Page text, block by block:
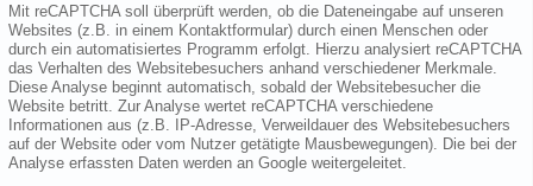
Mit reCAPTCHA soll überprüft werden, ob die Dateneingabe auf unseren
Websites (z.B. in einem Kontaktformular) durch einen Menschen oder
durch ein automatisiertes Programm erfolgt. Hierzu analysiert reCAPTCHA
das Verhalten des Websitebesuchers anhand verschiedener Merkmale.
Diese Analyse beginnt automatisch, sobald der Websitebesucher die
Website betritt. Zur Analyse wertet reCAPTCHA verschiedene
Informationen aus (z.B. IP-Adresse, Verweildauer des Websitebesuchers
auf der Website oder vom Nutzer getätigte Mausbewegungen). Die bei der
Analyse erfassten Daten werden an Google weitergeleitet.